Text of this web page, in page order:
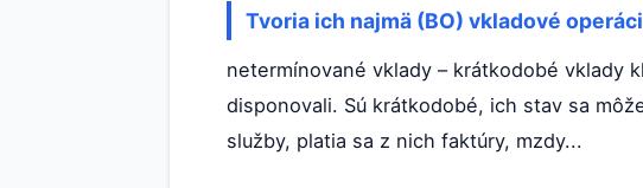
Tvoria ich najmä (BO) vkladové
netermínované vklady – krátkodobé vklady
disponovali. Sú krátkodobé, ich stav sa
služby, platia sa z nich faktúry, mzdy...